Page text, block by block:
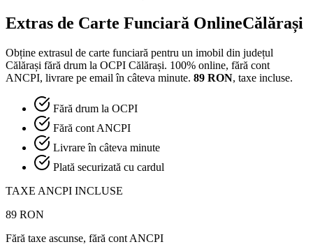
Extras de Carte Funciară OnlineCălărași
Obține extrasul de carte funciară pentru un imobil din județul
Călărași fără drum la OCPI Călărași. 100% online, fără cont
ANCPI, livrare pe email în câteva minute. 89 RON, taxe incluse.
Fără drum la OCPI
Fără cont ANCPI
Livrare în câteva minute
Plată securizată cu cardul
TAXE ANCPI INCLUSE
89 RON
Fără taxe ascunse, fără cont ANCPI